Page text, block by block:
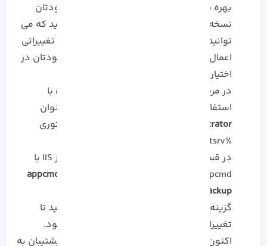
بهره مندی از AppCmd.exe، برای پیکربندی خودتان
نسخه پشتیبان تهیه کنید. در نظر داشته باشید که می
توانید از AppCmd.exe پیش از آن که هرگونه تغییراتی
اعمال کنید یک نسخه پشتیبان از وب سرور خودتان در
اختیار داشته باشید.
در مرحله سوم از بکاپ گیری از IIS با appcmd با
استفاده از AppCmd.exe، یک خط فرمان به عنوان
Administrator
ایجاد کرده و به عنوان دایرکتوری
%windir%\system32\inetsrv\ تغییر دهید.
در قسمت خط فرمان برای ادامه بکاپ گیری از IIS با
appcmd، به ترتیب عبارت های
“appcmd add backup
“FirstBackup
گزینه
را انتخاب کنید و کمی منتظر بمانید تا
تغییرات درخواستی شما در سیستم اعمال شود.
اکنون شما پس از اجرا این مراحل یک نسخه پشتیبان به